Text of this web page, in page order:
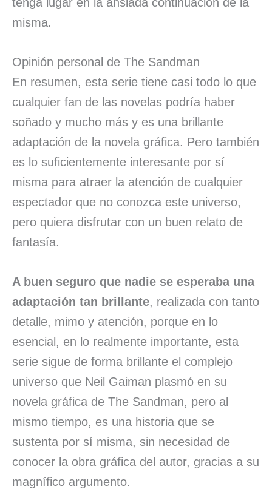
misma.
Opinión personal de The Sandman
En resumen, esta serie tiene casi todo lo que
cualquier fan de las novelas podría haber
soñado y mucho más y es una brillante
adaptación de la novela gráfica. Pero también
es lo suficientemente interesante por sí
misma para atraer la atención de cualquier
espectador que no conozca este universo,
pero quiera disfrutar con un buen relato de
fantasía.
A buen seguro que nadie se esperaba una
adaptación tan brillante, realizada con tanto
detalle, mimo y atención, porque en lo
esencial, en lo realmente importante, esta
serie sigue de forma brillante el complejo
universo que Neil Gaiman plasmó en su
novela gráfica de The Sandman, pero al
mismo tiempo, es una historia que se
sustenta por sí misma, sin necesidad de
conocer la obra gráfica del autor, gracias a su
magnífico argumento.